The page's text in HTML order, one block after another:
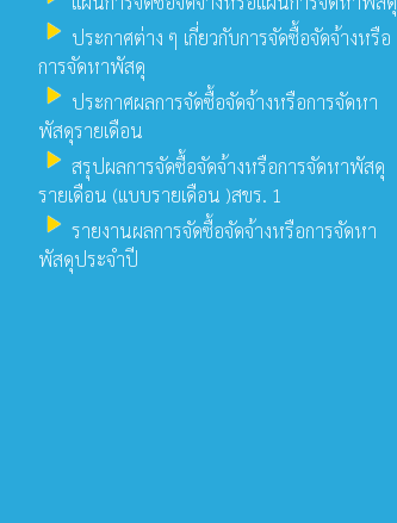
play_arrow ประกาศต่าง ๆ เกี่ยวกับการจัดซื้อจัดจ้างหรือ
การจัดหาพัสดุ
play_arrow ประกาศผลการจัดซื้อจัดจ้างหรือการจัดหา
พัสดุรายเดือน
play_arrow สรุปผลการจัดซื้อจัดจ้างหรือการจัดหาพัสดุ
รายเดือน (แบบรายเดือน )สขร. 1
play_arrow รายงานผลการจัดซื้อจัดจ้างหรือการจัดหา
พัสดุประจำปี